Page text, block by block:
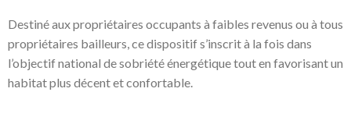
Destiné aux propriétaires occupants à faibles revenus ou à tous
propriétaires bailleurs, ce dispositif s’inscrit à la fois dans
l’objectif national de sobriété énergétique tout en favorisant un
habitat plus décent et confortable.